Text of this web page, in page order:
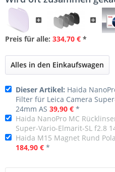
Preis für alle: 334,70 € *
Alles in den Einkaufswagen
Dieser Artikel: Haida
Filter für Leica Camera
24mm AS 39,90 € *
Haida NanoPro MC
Super-Vario-Elmarit-SL f2.8
Haida M15 Magnet Rund
184,90 € *